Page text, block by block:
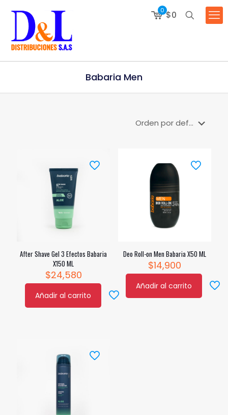
0 $0
Babaria Men
After Shave Gel 3 Efectos Babaria
X150 ML
$24,580
Añadir al carrito
Deo Roll-on Men Babaria X50 ML
$14,900
Añadir al carrito